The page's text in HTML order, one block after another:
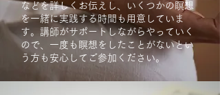
などを詳しくお伝えし、いくつかの瞑想
を一緒に実践する時間も用意していま
す。講師がサポートしながらやっていく
ので、一度も瞑想をしたことがないとい
う方も安心してご参加ください。